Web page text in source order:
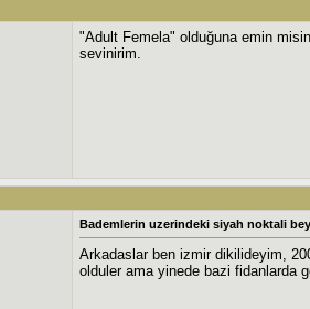
"Adult Femela" olduğuna emin
sevinirim.
Bademlerin uzerindeki siyah noktali
Arkadaslar ben izmir dikilideyim,
olduler ama yinede bazi fidanlarda